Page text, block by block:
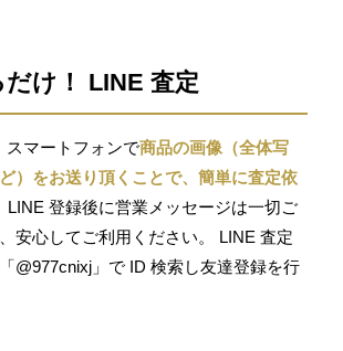
け！ LINE 査定
スマートフォンで商品の画像（全体写
）をお送り頂くことで、簡単に査定依
LINE 登録後に営業メッセージは一切ご
安心してご利用ください。 LINE 査定
@977cnixj」で ID 検索し友達登録を行